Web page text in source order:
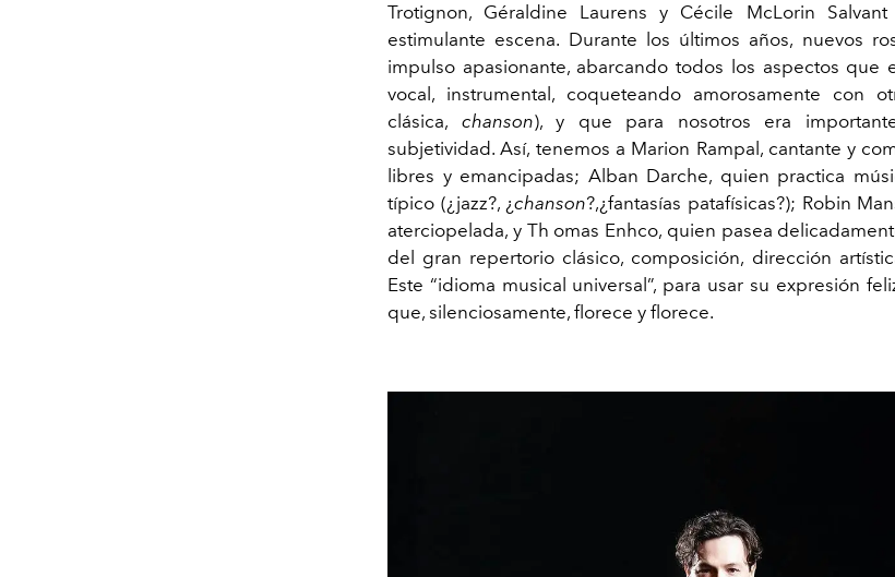
Trotignon, Géraldine Laurens y Cécile McLorin
estimulante escena. Durante los últimos años, nuevos
impulso apasionante, abarcando todos los aspectos que
vocal, instrumental, coqueteando amorosamente con
clásica, chanson), y que para nosotros era
subjetividad. Así, tenemos a Marion Rampal, cantante y
libres y emancipadas; Alban Darche, quien practica
típico (¿jazz?, ¿chanson?,¿fantasías patafísicas?); Robin
aterciopelada, y Th omas Enhco, quien pasea
del gran repertorio clásico, composición, dirección
Este “idioma musical universal”, para usar su expresión
que, silenciosamente, florece y florece.